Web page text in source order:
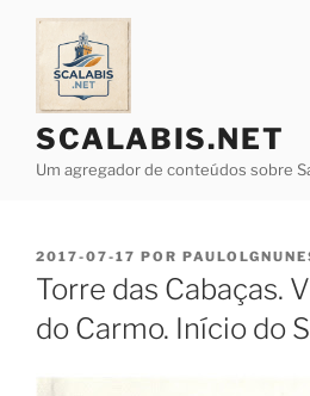
Saltar
conteúdo
SCALABIS.NET
Um agregador de conteúdos sobre
PUBLICADO
EM
2017-07-17 POR
Torre das Cabaças.
do Carmo. Início do